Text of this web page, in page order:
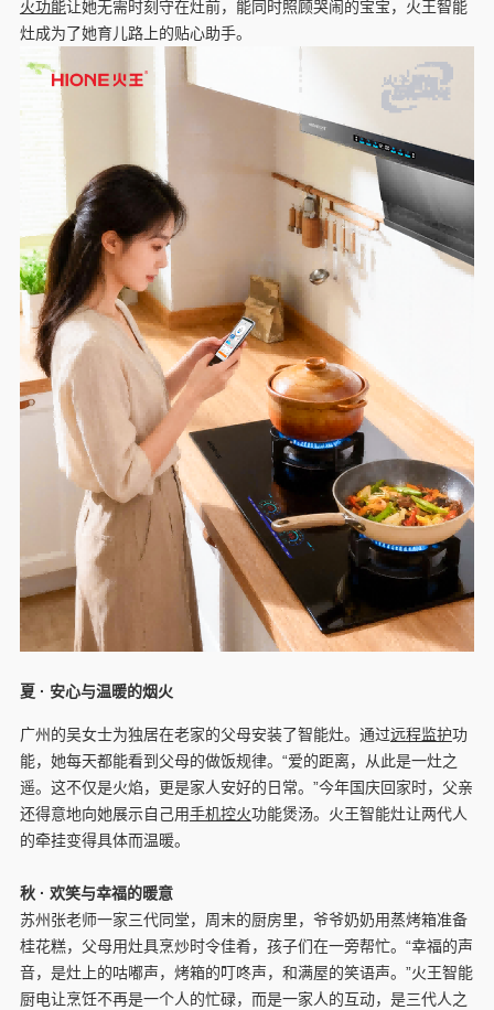
火功能让她无需时刻守在灶前，能同时照顾哭闹的宝宝，火王智能
灶成为了她育儿路上的贴心助手。
夏 · 安心与温暖的烟火
广州的吴女士为独居在老家的父母安装了智能灶。通过远程监护功
能，她每天都能看到父母的做饭规律。“爱的距离，从此是一灶之
遥。这不仅是火焰，更是家人安好的日常。”今年国庆回家时，父亲
还得意地向她展示自己用手机控火功能煲汤。火王智能灶让两代人
的牵挂变得具体而温暖。
秋· 欢笑与幸福的暖意
苏州张老师一家三代同堂，周末的厨房里，爷爷奶奶用蒸烤箱准备
桂花糕，父母用灶具烹炒时令佳肴，孩子们在一旁帮忙。“幸福的声
音，是灶上的咕嘟声，烤箱的叮咚声，和满屋的笑语声。”火王智能
厨电让烹饪不再是一个人的忙碌，而是一家人的互动，是三代人之